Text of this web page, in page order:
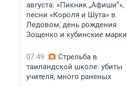
августа: «Пикник „Афиши“»,
песни «Короля и Шута» в
Ледовом, день рождения
Зощенко и кубинские марки
07:49
Стрельба в
таиландской школе: убиты
учителя, много раненых